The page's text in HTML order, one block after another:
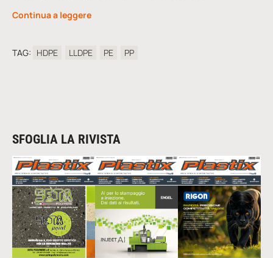
Continua a leggere
TAG: HDPE LLDPE PE PP
SFOGLIA LA RIVISTA